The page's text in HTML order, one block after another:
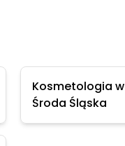
Kosmetologia w
Środa Śląska